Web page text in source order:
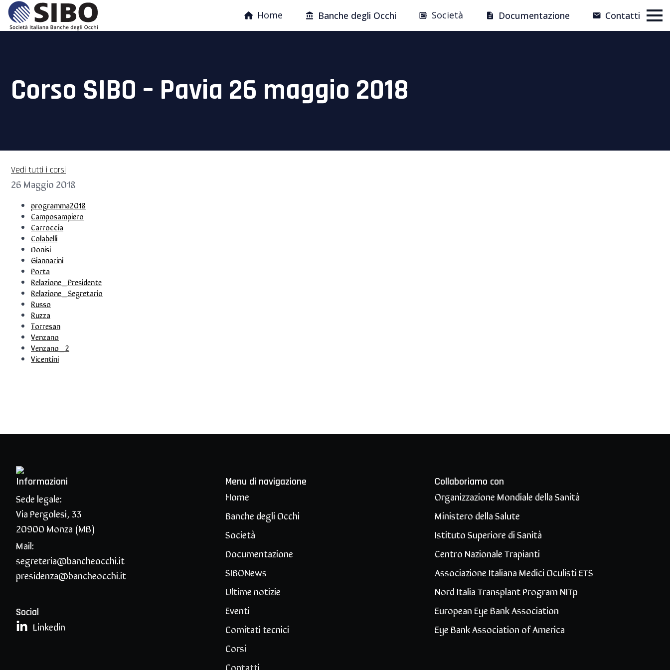
Home Banche degli Occhi Società Documentazione Contatti
Corso SIBO – Pavia 26 maggio 2018
Vedi tutti i corsi
26 Maggio 2018
programma2018
Camposampiero
Carroccia
Colabelli
Donisi
Giannarini
Porta
Relazione_Presidente
Relazione_Segretario
Russo
Ruzza
Torresan
Venzano
Venzano_2
Vicentini
Informazioni
Sede legale:
Via Pergolesi, 33
20900 Monza (MB)
Mail:
segreteria@bancheocchi.it
presidenza@bancheocchi.it
Social
Linkedin
Menu di navigazione
Home
Banche degli Occhi
Società
Documentazione
SIBONews
Ultime notizie
Eventi
Comitati tecnici
Corsi
Contatti
Collaboriamo con
Organizzazione Mondiale della Sanità
Ministero della Salute
Istituto Superiore di Sanità
Centro Nazionale Trapianti
Associazione Italiana Medici Oculisti ETS
Nord Italia Transplant Program NITp
European Eye Bank Association
Eye Bank Association of America